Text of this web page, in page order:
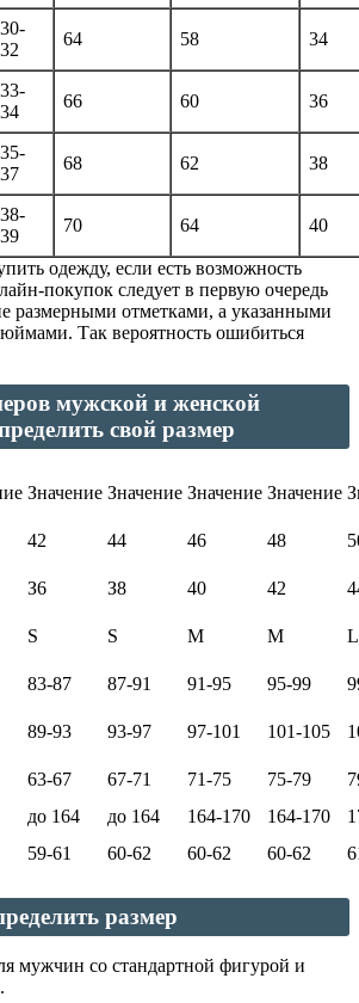
64 58 34
66 60 36
68 62 38
70 64 40
одежду, если есть возможность
покупок следует в первую очередь
размерными отметками, а указанными
Так вероятность ошибиться
мужской и женской
свой размер
Значение Значение Значение Значение
42 44 46 48
З6 З8 40 42
S S M M
L
83-87 87-91 91-95 95-99
89-93 93-97 97-101 101-105
63-67 67-71 71-75 75-79
до 164 до 164 164-170 164-170
59-61 60-62 60-62 60-62
размер
мужчин со стандартной фигурой и